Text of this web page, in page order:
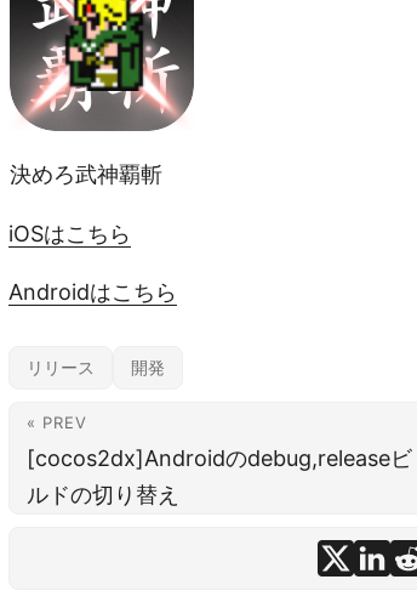
決めろ武神覇斬
iOSはこちら
Androidはこちら
リリース 開発
« PREV
[cocos2dx]Androidのdebug,releaseビ
ルドの切り替え